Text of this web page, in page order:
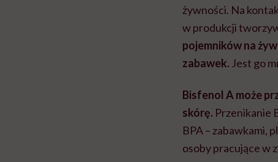
żywności. Na
w produkcji
pojemników na
zabawek. Jest go
Bisfenol A może
skórę. Przenikanie
BPA – zabawkami,
osoby pracujące w